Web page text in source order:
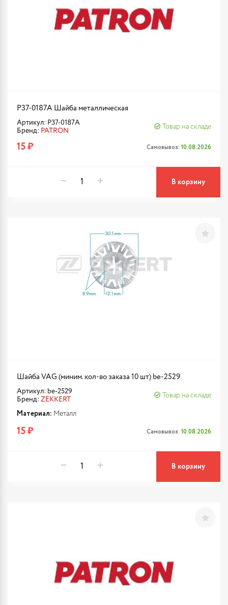
P37-0187A Шайба металлическая
Артикул: P37-0187A
Бренд: PATRON
Товар на складе
15 ₽ Самовывоз: 10.08.2026
В корзину
Шайба VAG (миним. кол-во заказа 10 шт) be-2529
Артикул: be-2529
Бренд: ZEKKERT
Товар на складе
Материал: Металл
15 ₽ Самовывоз: 10.08.2026
В корзину